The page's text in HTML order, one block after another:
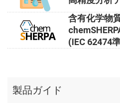
含有化学物
(IEC 62474
製品ガイド